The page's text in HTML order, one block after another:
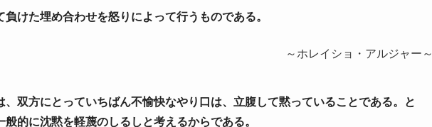
けた埋め合わせを怒りによって行うものである。
～ホレイショ・アルジャー～
、双方にとっていちばん不愉快なやり口は、立腹して黙っていることである。と
的に沈黙を軽蔑のしるしと考えるからである。